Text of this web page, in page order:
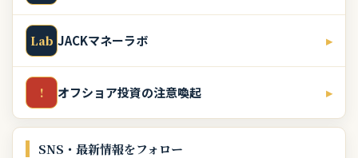
Lab JACKマネーラボ ▸
! オフショア投資の注意喚起 ▸
SNS・最新情報をフォロー